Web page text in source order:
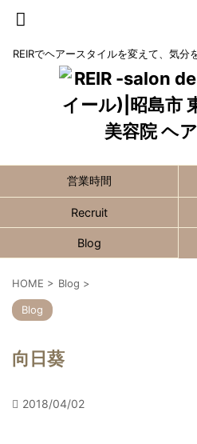
REIRでヘアースタイルを変えて、気分
営業時間
Recruit
Blog
HOME > Blog >
Blog
向日葵
2018/04/02